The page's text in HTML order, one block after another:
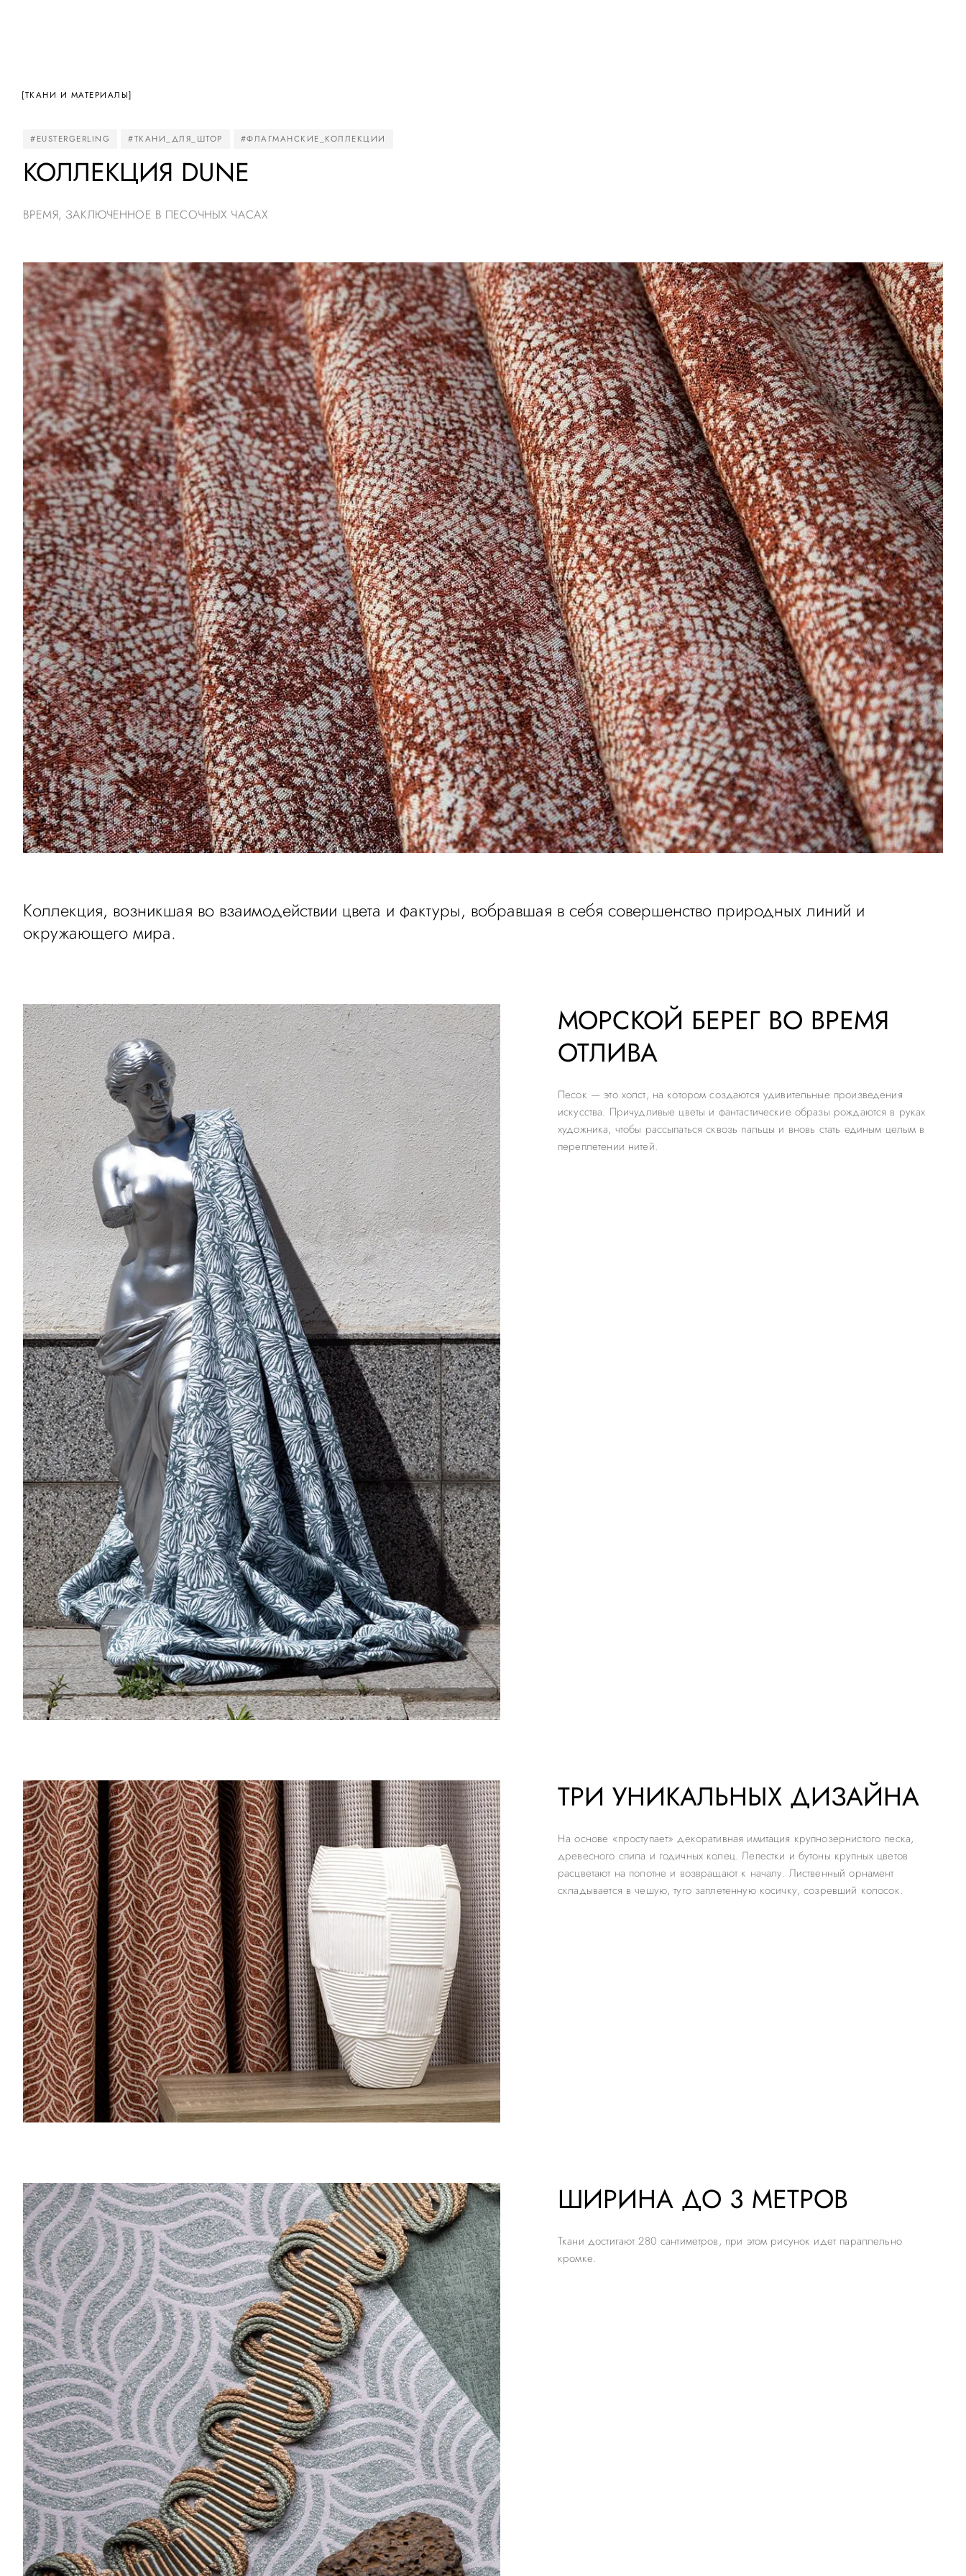
[ТКАНИ И МАТЕРИАЛЫ]
#EUSTERGERLING #ТКАНИ_ДЛЯ_ШТОР #ФЛАГМАНСКИЕ_КОЛЛЕКЦИИ
КОЛЛЕКЦИЯ DUNE
ВРЕМЯ, ЗАКЛЮЧЕННОЕ В ПЕСОЧНЫХ ЧАСАХ
Коллекция, возникшая во взаимодействии цвета и фактуры, вобравшая в себя совершенство природных линий и
окружающего мира.
МОРСКОЙ БЕРЕГ ВО ВРЕМЯ
ОТЛИВА
Песок — это холст, на котором создаются удивительные произведения
искусства. Причудливые цветы и фантастические образы рождаются в руках
художника, чтобы рассыпаться сквозь пальцы и вновь стать единым целым в
переплетении нитей.
ТРИ УНИКАЛЬНЫХ ДИЗАЙНА
На основе «проступает» декоративная имитация крупнозернистого песка,
древесного спила и годичных колец. Лепестки и бутоны крупных цветов
расцветают на полотне и возвращают к началу. Лиственный орнамент
складывается в чешую, туго заплетенную косичку, созревший колосок.
ШИРИНА ДО 3 МЕТРОВ
Ткани достигают 280 сантиметров, при этом рисунок идет параллельно
кромке.